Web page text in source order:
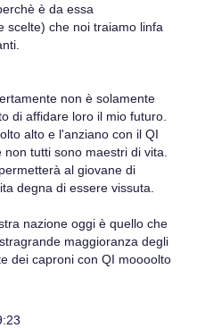
è da essa
scelte) che noi traiamo linfa
non è solamente
di affidare loro il mio futuro.
alto e l'anziano con il QI
tutti sono maestri di vita.
al giovane di
degna di essere vissuta.
nazione oggi è quello che
maggioranza degli
dei caproni con QI moooolto